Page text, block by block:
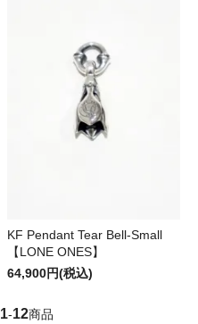
KF Pendant Tear Bell-Small
【LONE ONES】
64,900円(税込)
1-12商品